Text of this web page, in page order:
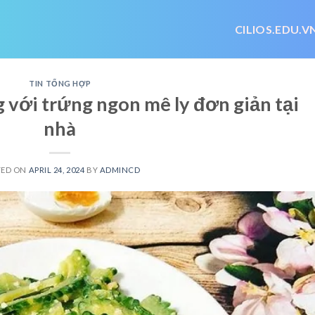
TIN TỔNG HỢP
với trứng ngon mê ly đơn giản tại
nhà
ON APRIL 24, 2024 BY ADMINCD